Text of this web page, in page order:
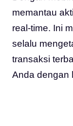
memantau
real-time. Ini
selalu
transaksi
Anda dengan